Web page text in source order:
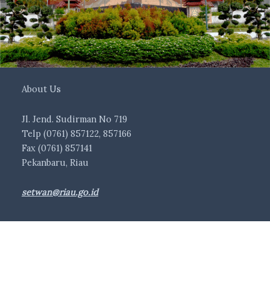
About Us
Jl. Jend. Sudirman No 719
Telp (0761) 857122, 857166
Fax (0761) 857141
Pekanbaru, Riau
setwan@riau.go.id